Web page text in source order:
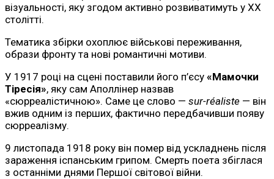
візуальності, яку згодом активно розвиватимуть у ХХ
столітті.
Тематика збірки охоплює військові переживання,
образи фронту та нові романтичні мотиви.
У 1917 році на сцені поставили його п’єсу «Мамочки
Тіресія», яку сам Аполлінер назвав
«сюрреалістичною». Саме це слово — sur-réaliste — він
вжив одним із перших, фактично передбачивши появу
сюрреалізму.
9 листопада 1918 року він помер від ускладнень після
зараження іспанським грипом. Смерть поета збіглася
з останніми днями Першої світової війни.